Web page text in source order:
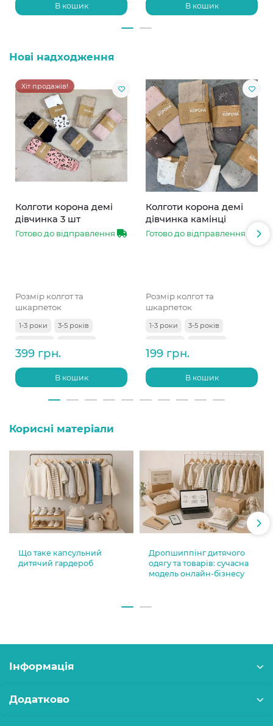
В кошик В кошик
Нові надходження
Хіт продажів!
Колготи корона демі
дівчинка 3 шт
Готово до відправлення
Розмір колгот та
шкарпеток
1-3 роки
3-5 років
9-11 років
399 грн.
В кошик
Колготи корона демі
дівчинка камінці
Готово до відправлення
Розмір колгот та
шкарпеток
1-3 роки
3-5 років
199 грн.
В кошик
Корисні матеріали
Що таке капсульний
дитячий гардероб
Дропшиппінг дитячого
одягу та товарів: сучасна
модель онлайн-бізнесу
Інформація
Додатково